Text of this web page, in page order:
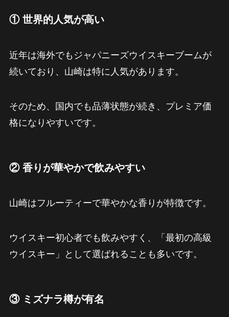
① 世界的人気が高い
近年は海外でもジャパニーズウイスキーブームが
続いており、山崎は特に人気があります。
そのため、国内でも品薄状態が続き、プレミア価
格になりやすいです。
② 香りが華やかで飲みやすい
山崎はフルーティーで華やかな香りが特徴です。
ウイスキー初心者でも飲みやすく、「最初の高級
ウイスキー」として選ばれることも多いです。
③ ミズナラ樽が有名